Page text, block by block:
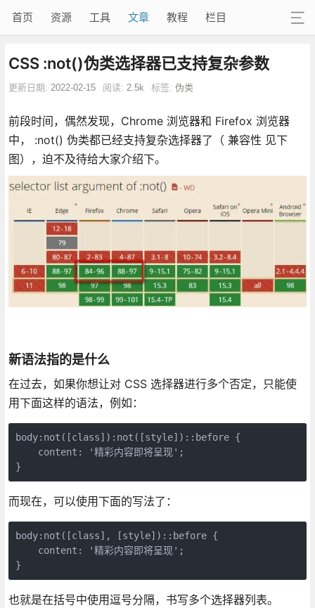
首页 资源 工具 文章 教程 栏目
CSS :not()伪类选择器已支持复杂参数
更新日期: 2022-02-15 阅读: 2.5k 标签: 伪类
前段时间，偶然发现，Chrome 浏览器和 Firefox 浏览器
中， :not() 伪类都已经支持复杂选择器了（ 兼容性 见下
图），迫不及待给大家介绍下。
新语法指的是什么
在过去，如果你想让对 CSS 选择器进行多个否定，只能使
用下面这样的语法，例如：
body:not([class]):not([style])::before {
    content: '精彩内容即将呈现';
}
而现在，可以使用下面的写法了：
body:not([class], [style])::before {
    content: '精彩内容即将呈现';
}
也就是在括号中使用逗号分隔，书写多个选择器列表。